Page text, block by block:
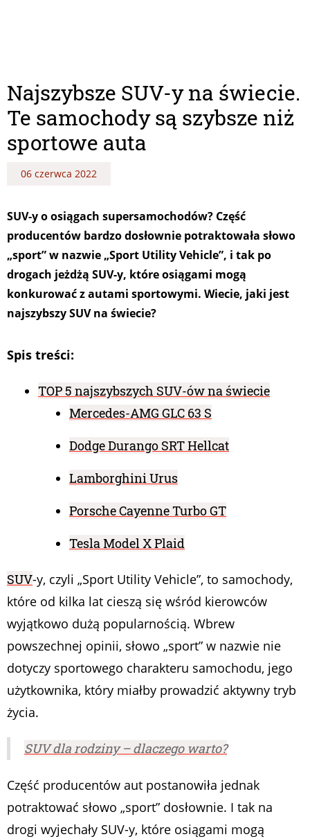
Najszybsze SUV-y na świecie.
Te samochody są szybsze niż
sportowe auta
06 czerwca 2022
SUV-y o osiągach supersamochodów? Część
producentów bardzo dosłownie potraktowała słowo
„sport” w nazwie „Sport Utility Vehicle”, i tak po
drogach jeżdżą SUV-y, które osiągami mogą
konkurować z autami sportowymi. Wiecie, jaki jest
najszybszy SUV na świecie?
Spis treści:
TOP 5 najszybszych SUV-ów na świecie
Mercedes-AMG GLC 63 S
Dodge Durango SRT Hellcat
Lamborghini Urus
Porsche Cayenne Turbo GT
Tesla Model X Plaid
SUV-y, czyli „Sport Utility Vehicle”, to samochody,
które od kilka lat cieszą się wśród kierowców
wyjątkowo dużą popularnością. Wbrew
powszechnej opinii, słowo „sport” w nazwie nie
dotyczy sportowego charakteru samochodu, jego
użytkownika, który miałby prowadzić aktywny tryb
życia.
SUV dla rodziny – dlaczego warto?
Część producentów aut postanowiła jednak
potraktować słowo „sport” dosłownie. I tak na
drogi wyjechały SUV-y, które osiągami mogą